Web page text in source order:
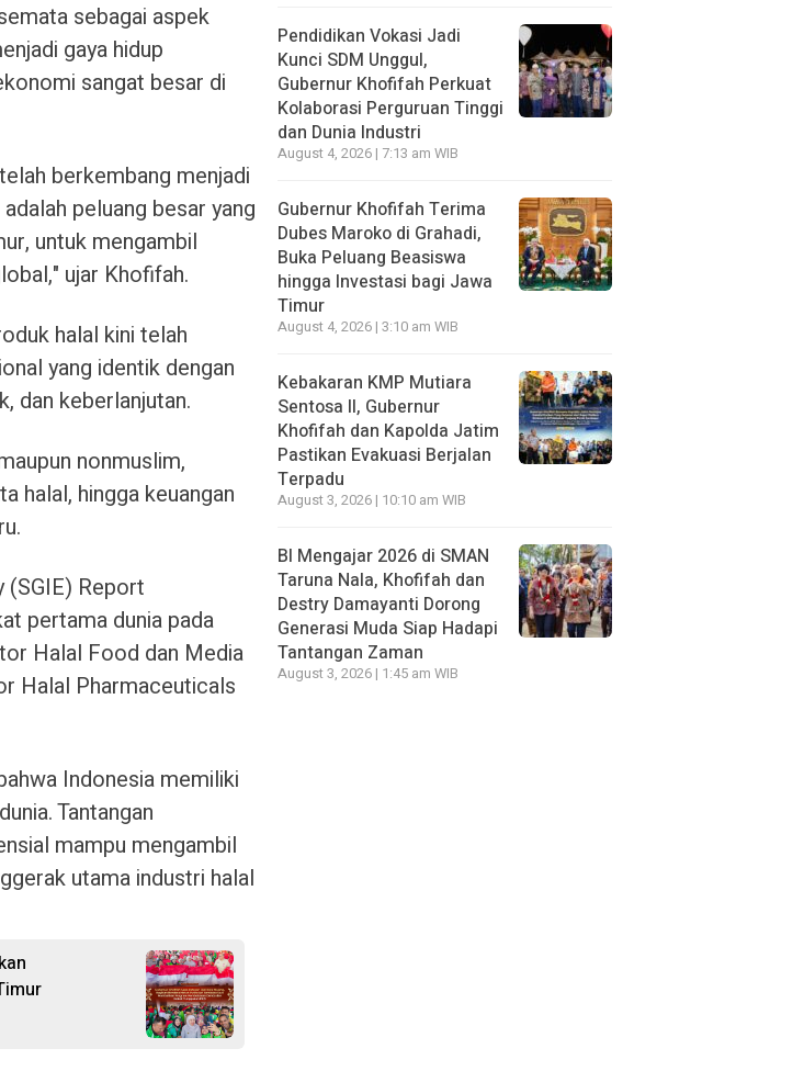
sebagai aspek
gaya hidup
sangat besar di
berkembang menjadi
peluang besar yang
untuk mengambil
ujar Khofifah.
halal kini telah
yang identik dengan
dan keberlanjutan.
nonmuslim,
halal, hingga keuangan
Report
pertama dunia pada
Halal Food dan Media
Halal Pharmaceuticals
Indonesia memiliki
Tantangan
mampu mengambil
utama industri halal
Pendidikan Vokasi Jadi
Kunci SDM Unggul,
Gubernur Khofifah Perkuat
Kolaborasi Perguruan Tinggi
dan Dunia Industri
August 4, 2026 | 7:13 am WIB
Gubernur Khofifah Terima
Dubes Maroko di Grahadi,
Buka Peluang Beasiswa
hingga Investasi bagi Jawa
Timur
August 4, 2026 | 3:10 am WIB
Kebakaran KMP Mutiara
Sentosa II, Gubernur
Khofifah dan Kapolda Jatim
Pastikan Evakuasi Berjalan
Terpadu
August 3, 2026 | 10:10 am WIB
BI Mengajar 2026 di SMAN
Taruna Nala, Khofifah dan
Destry Damayanti Dorong
Generasi Muda Siap Hadapi
Tantangan Zaman
August 3, 2026 | 1:45 am WIB